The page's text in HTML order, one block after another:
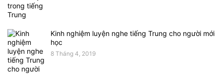
Kinh nghiệm luyện nghe tiếng Trung cho người mới
học
8 Tháng 4, 2019